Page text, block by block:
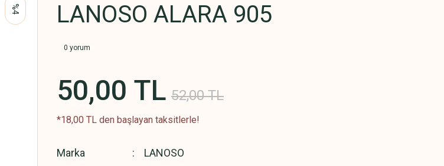
%4 LANOSO ALARA 905
0 yorum
50,00 TL 52,00 TL
*18,00 TL den başlayan taksitlerle!
Marka LANOSO